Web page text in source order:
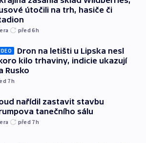
útočili na trh, hasiče či
před 6h
Dron na letišti u Lipska nesl
kilo trhaviny, indicie ukazují
Rusko
7h
nařídil zastavit stavbu
tanečního sálu
před 7h